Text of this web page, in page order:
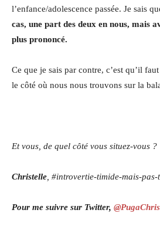
l’enfance/adolescence passée. Je sais
cas, une part des deux en nous, mais
plus prononcé.
Ce que je sais par contre, c’est qu’il
le côté où nous nous trouvons sur la
Et vous, de quel côté vous situez-vous ?
Christelle , #introvertie-timide-mais-
Pour me suivre sur Twitter,